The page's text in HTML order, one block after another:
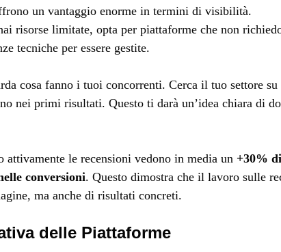
un vantaggio enorme in termini di visibilità.
risorse limitate, opta per piattaforme che non
tecniche per essere gestite.
cosa fanno i tuoi concorrenti. Cerca il tuo settore su
nei primi risultati. Questo ti darà un’idea chiara di
attivamente le recensioni vedono in media un +30%
conversioni. Questo dimostra che il lavoro sulle
ma anche di risultati concreti.
delle Piattaforme